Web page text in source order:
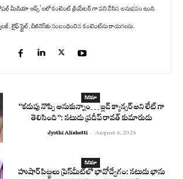
మీడియా ఆప్స్' లలో కంటెంట్ క్రియేటర్ గా పని చేసిన అనుభవం ఉంది.
లైఫ్‌ స్టైల్‌, బిజినెస్‌కు సంబంధించిన కంటెంట్‌ను రాయగలను.
సినిమా
“కడుపు నొప్పి అనుకున్నాం… బ్లడ్ క్యాన్సర్ అని లేట్ గా
తెలిసింది”: నటుడు ప్రదీప్ రావత్ కుమారుడు
Jyothi Alishetti - August 6, 2026
సినిమా
హుషార్ పిట్టలు ప్రెస్‌మీట్‌లో భావోద్వేగం: నటుడు భాను